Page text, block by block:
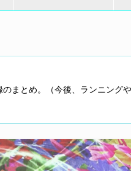
まとめ。（今後、ランニング